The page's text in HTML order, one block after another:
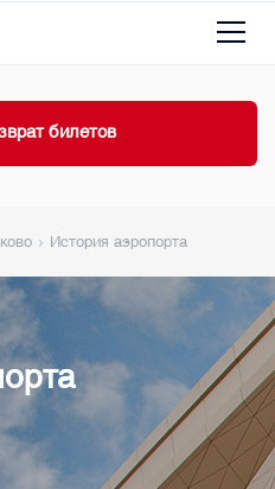
билетов
История аэропорта